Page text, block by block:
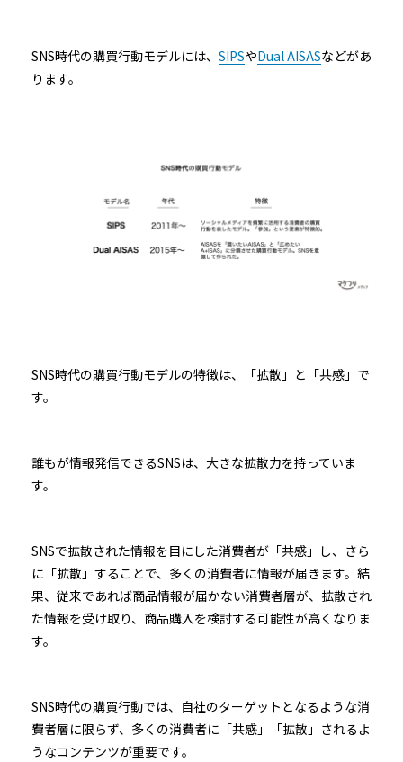
SNS時代の購買行動モデルには、 SIPSやDual AISASなどがあ
ります。
SNS時代の購買行動モデルの特徴は、「拡散」と「共感」で
す。
誰もが情報発信できるSNSは、大きな拡散力を持っていま
す。
SNSで拡散された情報を目にした消費者が「共感」し、さら
に「拡散」することで、多くの消費者に情報が届きます。結
果、従来であれば商品情報が届かない消費者層が、拡散され
た情報を受け取り、商品購入を検討する可能性が高くなりま
す。
SNS時代の購買行動では、自社のターゲットとなるような消
費者層に限らず、多くの消費者に「共感」「拡散」されるよ
うなコンテンツが重要です。